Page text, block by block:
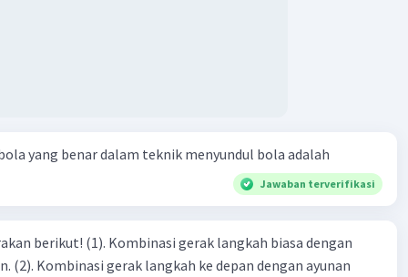
yang benar dalam teknik menyundul bola adalah​
Jawaban terverifikasi
gerak langkah biasa dengan